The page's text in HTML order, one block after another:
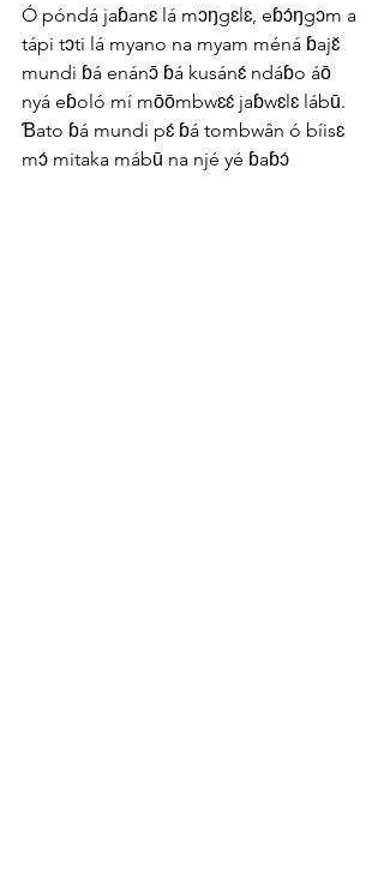
Ó póndá jaɓanɛ lá mɔŋgɛlɛ, eɓɔ́ŋgɔm a
tápi tɔti lá myano na myam méná ɓajɛ̌
mundi ɓá enánɔ̄ ɓá kusánɛ́ ndáɓo áō
nyá eɓoló mí mōōmbwɛɛ́ jaɓwɛlɛ lábū.
Ɓato ɓá mundi pɛ́ ɓá tombwân ó bíisɛ
mɔ́ mitaka mábū na njé yé ɓaɓɔ́